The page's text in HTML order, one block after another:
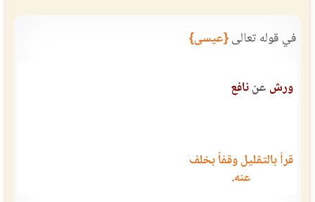
في قوله تعالى{عيسى}
ورش عننافع
قرأ بالتقليل وقفاً بخلف
عنه.